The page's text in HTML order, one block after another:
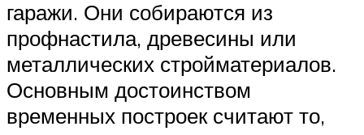
гаражи. Они собираются из
профнастила, древесины или
металлических стройматериалов.
Основным достоинством
временных построек считают то,